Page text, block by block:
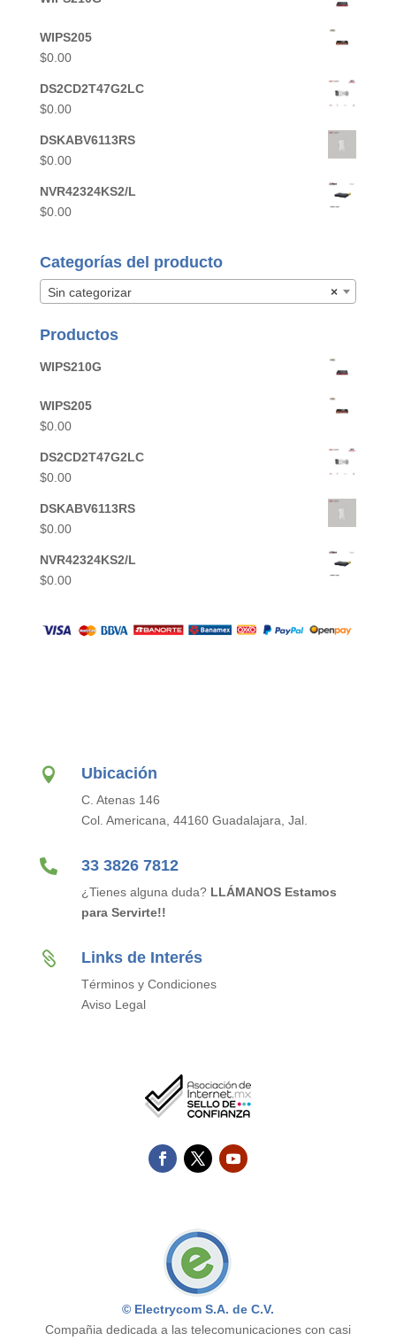
WIPS205
$0.00
DS2CD2T47G2LC
$0.00
DSKABV6113RS
$0.00
NVR42324KS2/L
$0.00
Categorías del producto
×
Sin categorizar
Productos
WIPS210G
WIPS205
$0.00
DS2CD2T47G2LC
$0.00
DSKABV6113RS
$0.00
NVR42324KS2/L
$0.00
 Ubicación
C. Atenas 146
Col. Americana, 44160 Guadalajara, Jal.
 33 3826 7812
¿Tienes alguna duda? LLÁMANOS Estamos
para Servirte!!
 Links de Interés
Términos y Condiciones
Aviso Legal
© Electrycom S.A. de C.V.
Compañia dedicada a las telecomunicaciones con casi